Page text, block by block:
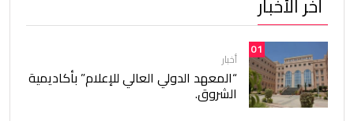
01
أخبار
“المعهد الدولي العالي للإعلام” بأكاديمية
الشروق.